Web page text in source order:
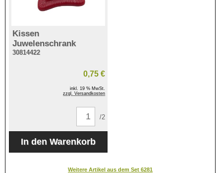
Kissen
Juwelenschrank
30814422
0,75 €
inkl. 19 % MwSt.
zzgl. Versandkosten
/2
Weitere Artikel aus dem Set 6281